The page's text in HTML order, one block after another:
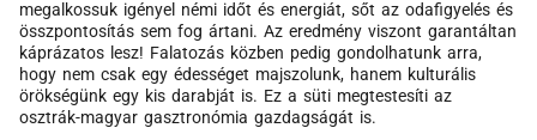
megalkossuk igényel némi időt és energiát, sőt az odafigyelés és
összpontosítás sem fog ártani. Az eredmény viszont garantáltan
káprázatos lesz! Falatozás közben pedig gondolhatunk arra,
hogy nem csak egy édességet majszolunk, hanem kulturális
örökségünk egy kis darabját is. Ez a süti megtestesíti az
osztrák-magyar gasztronómia gazdagságát is.